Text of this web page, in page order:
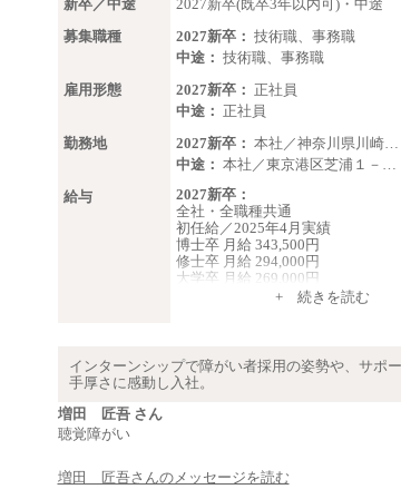
新卒／中途
2027新卒(既卒3年以内可)・中途
募集職種
2027新卒： 技術職、事務職
中途： 技術職、事務職
雇用形態
2027新卒： 正社員
中途： 正社員
勤務地
2027新卒： 本社／神奈川県川崎…
中途： 本社／東京港区芝浦１－…
給与
2027新卒：
全社・全職種共通
初任給／2025年4月実績
博士卒 月給 343,500円
修士卒 月給 294,000円
大学卒 月給 269,000円
※試用期間の給与に変更はござい
します。
2025年新卒初任給 大学卒／月給
000円
+ 続きを読む
インターンシップで障がい者採用の姿勢や、サポ
手厚さに感動し入社。
増田 匠吾 さん
聴覚障がい
増田 匠吾さんのメッセージを読む